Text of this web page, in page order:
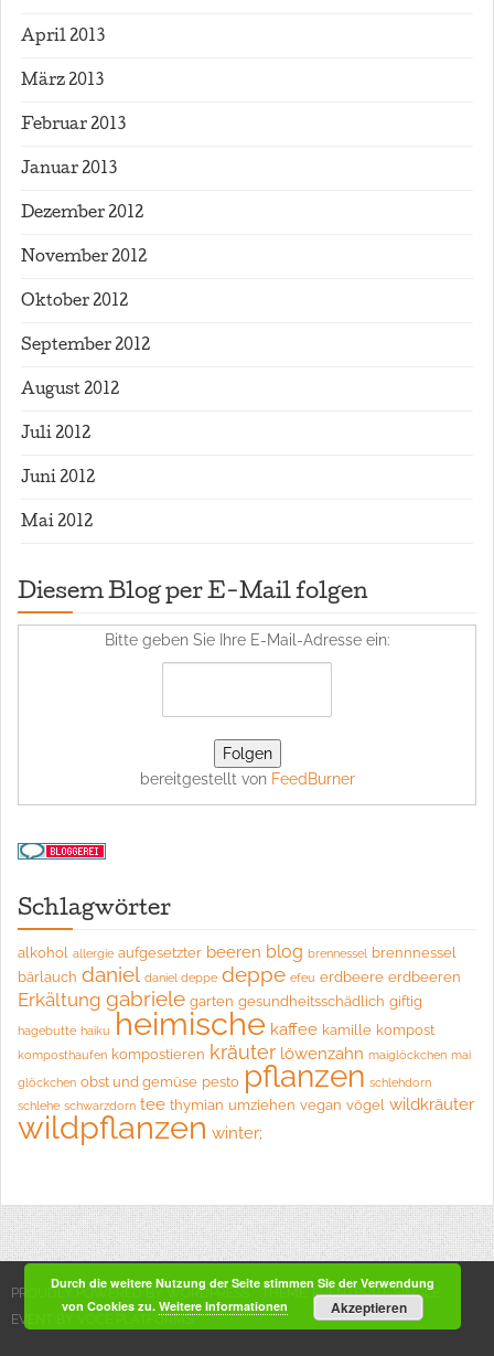
April 2013
März 2013
Februar 2013
Januar 2013
Dezember 2012
November 2012
Oktober 2012
September 2012
August 2012
Juli 2012
Juni 2012
Mai 2012
Diesem Blog per E-Mail folgen
Bitte geben Sie Ihre E-Mail-Adresse ein:
bereitgestellt von FeedBurner
Schlagwörter
alkohol allergie aufgesetzter beeren blog brennessel brennnessel
bärlauch daniel daniel deppe deppe efeu erdbeere erdbeeren
Erkältung gabriele garten gesundheitsschädlich giftig
hagebutte haiku heimische kaffee kamille kompost
komposthaufen kompostieren kräuter löwenzahn maiglöckchen mai
glöckchen obst und gemüse pesto pflanzen schlehdorn
schlehe schwarzdorn tee thymian umziehen vegan vögel wildkräuter
wildpflanzen winter;
PROUDLY POWERED BY WORDPRESS
THEME: EVENTBRITE SINGLE
EVENT BY
VOCE PLATFORMS.
Durch die weitere Nutzung der Seite stimmen Sie der Verwendung
von Cookies zu.Weitere Informationen Akzeptieren